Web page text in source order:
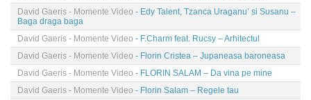
David Gaeris - Momente Video - Edy Talent, Tzanca Uraganu’ si Susanu –
Baga draga baga
David Gaeris - Momente Video - F.Charm feat. Rucsy – Arhitectul
David Gaeris - Momente Video - Florin Cristea – Jupaneasa baroneasa
David Gaeris - Momente Video - FLORIN SALAM – Da vina pe mine
David Gaeris - Momente Video - Florin Salam – Regele tau